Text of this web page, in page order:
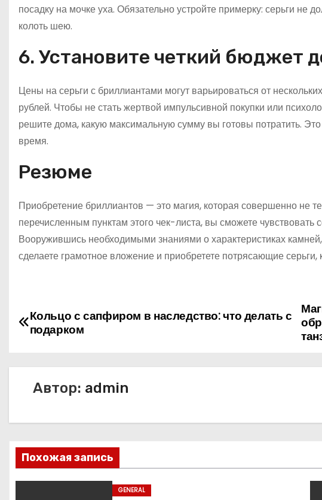
посадку на мочке уха. Обязательно устройте примерку: серьги
колоть шею.
6. Установите четкий бюджет
Цены на серьги с бриллиантами могут варьироваться от
рублей. Чтобы не стать жертвой импульсивной покупки или
решите дома, какую максимальную сумму вы готовы потратить.
время.
Резюме
Приобретение бриллиантов — это магия, которая совершенно не
перечисленным пунктам этого чек-листа, вы сможете
Вооружившись необходимыми знаниями о характеристиках
сделаете грамотное вложение и приобретете потрясающие серьги,
Н
в
ц
Кольцо с сапфиром в наследство: что делать с
подарком
Автор: admin
Похожая запись
GENERAL